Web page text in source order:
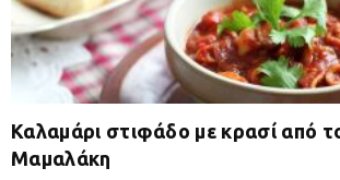
Καλαμάρι στιφάδο με κρασί από
Μαμαλάκη